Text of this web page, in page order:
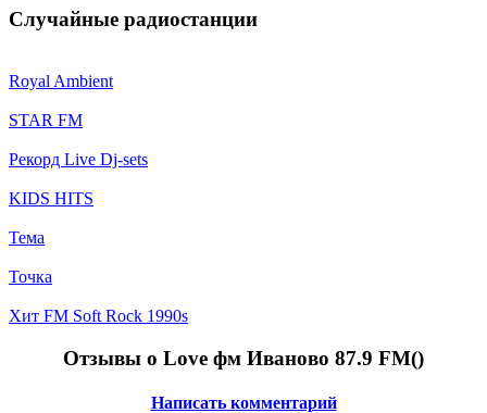
Случайные радиостанции
Royal Ambient
STAR FM
Рекорд Live Dj-sets
KIDS HITS
Тема
Точка
Хит FM Soft Rock 1990s
Отзывы о Love фм Иваново 87.9 FM()
Написать комментарий